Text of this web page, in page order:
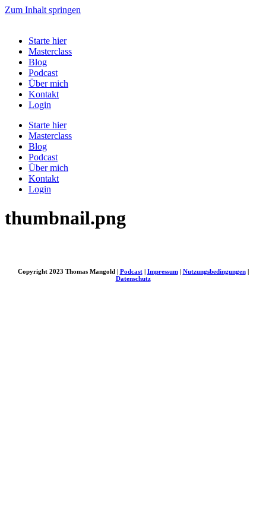
Zum Inhalt springen
Starte hier
Masterclass
Blog
Podcast
Über mich
Kontakt
Login
Starte hier
Masterclass
Blog
Podcast
Über mich
Kontakt
Login
thumbnail.png
Copyright 2023 Thomas Mangold | Podcast| Impressum| Nutzungsbedingungen|
Datenschutz